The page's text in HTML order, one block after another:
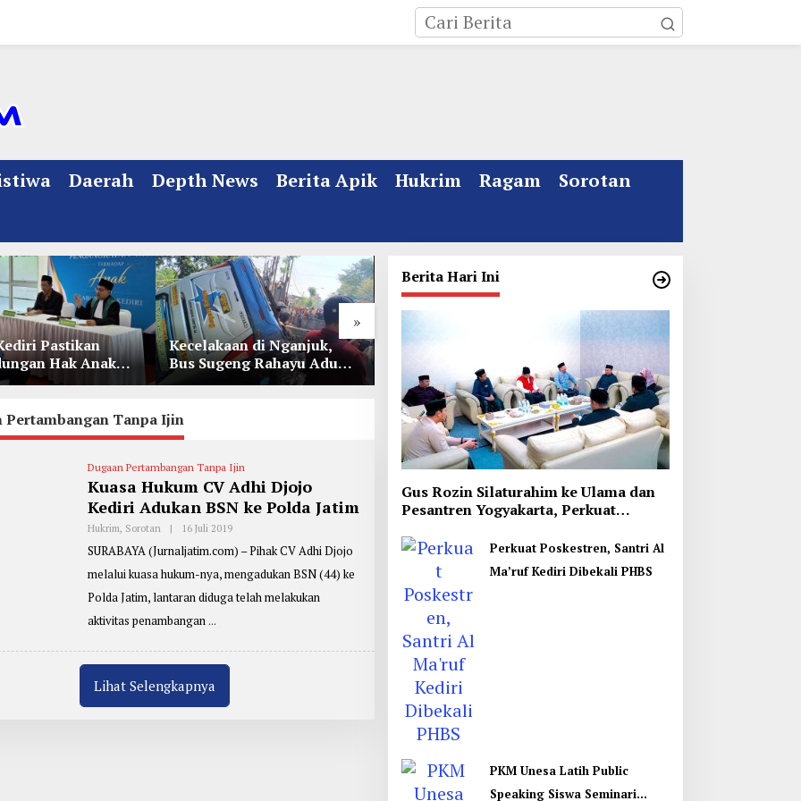
Daerah Depth News Berita Apik Hukrim Ragam
Sorotan
»
Pastikan
Hak Anak
Kecelakaan di Nganjuk,
Bus Sugeng Rahayu Adu
Banteng Dengan Dump
Kebakaran Rumah Mewah
di Jombang, ART Tewas
Diduga Menghirup Asap
Kata Gus Ipul Jelang
Muktamar ke 35 NU
Jombang: Panitia Gupuh,
Suguh, Lungguh
Pertambangan Tanpa Ijin
Dugaan Pertambangan Tanpa Ijin
Kuasa Hukum CV Adhi Djojo
Kediri Adukan BSN ke Polda Jatim
Hukrim, Sorotan | 16 Juli 2019O
E
R
E
P
E
SURABAYA (Jurnaljatim.com) – Pihak CV Adhi Djojo
melalui kuasa hukum-nya, mengadukan BSN (44) ke
Polda Jatim, lantaran diduga telah melakukan
aktivitas penambangan
Lihat Selengkapnya
Berita Hari Ini
Gus Rozin Silaturahim ke Ulama dan
Pesantren Yogyakarta, Perkuat
Perkuat Poskestren, Santri Al
Ma’ruf Kediri Dibekali PHBS
PKM Unesa Latih Public
Speaking Siswa Seminari